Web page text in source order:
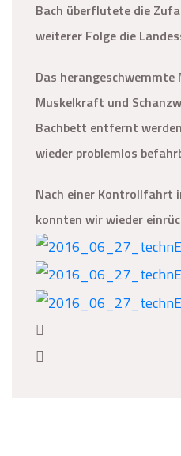
Bach überflutete die
weiterer Folge die
Das
Muskelkraft und
Bachbett entfernt
wieder problemlos
Nach einer Kontrollfahrt
konnten wir wieder